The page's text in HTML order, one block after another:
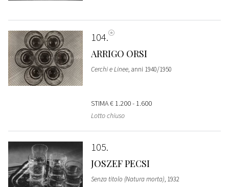
104
ARRIGO ORSI
Cerchi e Linee, anni 1940/1950
STIMA€ 1.200 - 1.600
Lotto chiuso
105
JOSZEF PECSI
Senza titolo (Natura morta), 1932